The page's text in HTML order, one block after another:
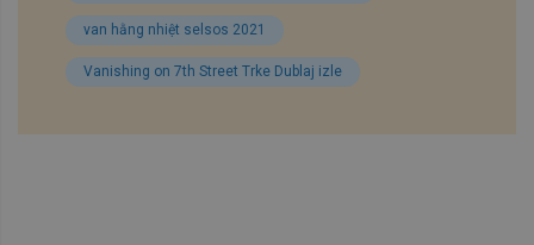
van hằng nhiệt selsos 2021
Vanishing on 7th Street Trke Dublaj izle